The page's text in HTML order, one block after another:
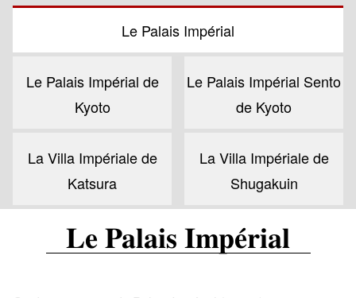
Le Palais Impérial
Le Palais Impérial de
Kyoto
Le Palais Impérial Sento
de Kyoto
La Villa Impériale de
Katsura
La Villa Impériale de
Shugakuin
Le Palais Impérial